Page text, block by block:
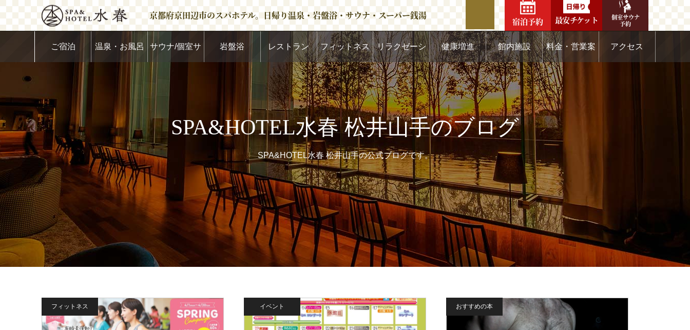
京都府京田辺市のスパホテル。日帰り温泉・岩盤浴・サウナ・スーパー銭湯
個室サウナ
予約
最安チケット
宿泊予約
ご宿泊 温泉・お風呂 サウナ/個室サ 岩盤浴 レストラン フィットネス リラクゼーシ
ョン
健康増進 館内施設 料金・営業案 アクセス
SPA&HOTEL水春 松井山手のブログ
SPA&HOTEL水春 松井山手の公式ブログです。
フィットネス イベント おすすめの本